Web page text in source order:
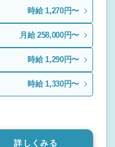
時給 1,270円〜
月給 258,000円〜
時給 1,290円〜
時給 1,330円〜
詳しくみる